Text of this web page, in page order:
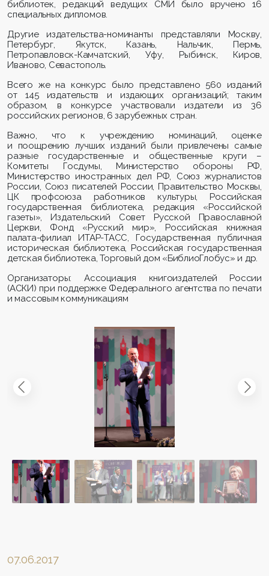
библиотек, редакций ведущих СМИ было вручено 16
специальных дипломов.
Другие издательства-номинанты представляли Москву,
Петербург, Якутск, Казань, Нальчик, Пермь,
Петропавловск-Камчатский, Уфу, Рыбинск, Киров,
Иваново, Севастополь.
Всего же на конкурс было представлено 560 изданий
от 145 издательств и издающих организаций; таким
образом, в конкурсе участвовали издатели из 36
российских регионов, 6 зарубежных стран.
Важно, что к учреждению номинаций, оценке
и поощрению лучших изданий были привлечены самые
разные государственные и общественные круги –
Комитеты Госдумы, Министерство обороны РФ,
Министерство иностранных дел РФ, Союз журналистов
России, Союз писателей России, Правительство Москвы,
ЦК профсоюза работников культуры, Российская
государственная библиотека, редакция «Российской
газеты», Издательский Совет Русской Православной
Церкви, Фонд «Русский мир», Российская книжная
палата-филиал ИТАР-ТАСС, Государственная публичная
историческая библиотека, Российская государственная
детская библиотека, Торговый дом «БиблиоГлобус» и др.
Организаторы: Ассоциация книгоиздателей России
(АСКИ) при поддержке Федерального агентства по печати
и массовым коммуникациям
07.06.2017